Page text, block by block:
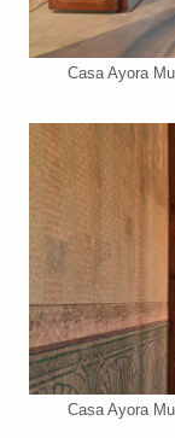
Casa Ayora
Casa Ayora